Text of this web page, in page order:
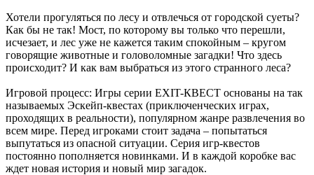
Хотели прогуляться по лесу и отвлечься от городской суеты?
Как бы не так! Мост, по которому вы только что перешли,
исчезает, и лес уже не кажется таким спокойным – кругом
говорящие животные и головоломные загадки! Что здесь
происходит? И как вам выбраться из этого странного леса?
Игровой процесс: Игры серии EXIT-КВЕСТ основаны на так
называемых Эскейп-квестах (приключенческих играх,
проходящих в реальности), популярном жанре развлечения во
всем мире. Перед игроками стоит задача – попытаться
выпутаться из опасной ситуации. Серия игр-квестов
постоянно пополняется новинками. И в каждой коробке вас
ждет новая история и новый мир загадок.